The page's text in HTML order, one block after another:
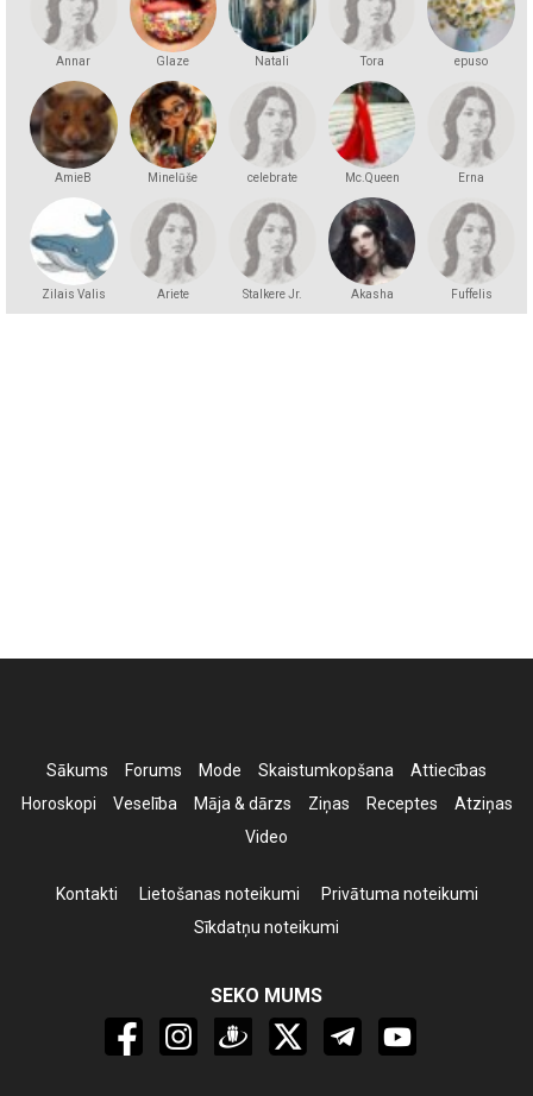
Annar Glaze Natali Tora epuso
AmieB Minelūše celebrate Mc.Queen Erna
Zilais Valis Ariete Stalkere Jr. Akasha Fuffelis
Sākums Forums Mode Skaistumkopšana
Attiecības
Horoskopi
Veselība Māja & dārzs Ziņas Receptes
Atziņas
Video
Kontakti Lietošanas noteikumi
Privātuma noteikumi
Sīkdatņu noteikumi
SEKO MUMS